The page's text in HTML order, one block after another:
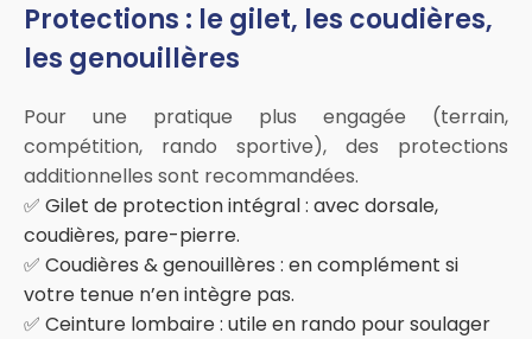
Protections : le gilet, les coudières,
les genouillères
Pour une pratique plus engagée (terrain,
compétition, rando sportive), des protections
additionnelles sont recommandées.
✅ Gilet de protection intégral : avec dorsale,
coudières, pare-pierre.
✅ Coudières & genouillères : en complément si
votre tenue n’en intègre pas.
✅ Ceinture lombaire : utile en rando pour soulager